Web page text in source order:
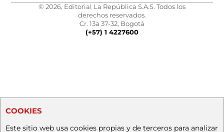
© 2026, Editorial La República S.A.S. Todos los
derechos reservados.
Cr. 13a 37-32, Bogotá
(+57) 1 4227600
COOKIES
Este sitio web usa cookies propias y de terceros para analizar